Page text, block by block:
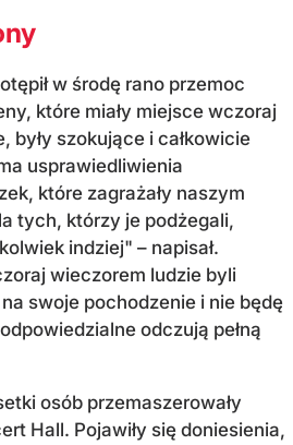
w środę rano przemoc
które miały miejsce wczoraj
były szokujące i całkowicie
usprawiedliwienia
które zagrażały naszym
tych, którzy je podżegali,
indziej" – napisał.
wieczorem ludzie byli
swoje pochodzenie i nie będę
odczują pełną
osób przemaszerowały
Hall. Pojawiły się doniesienia,